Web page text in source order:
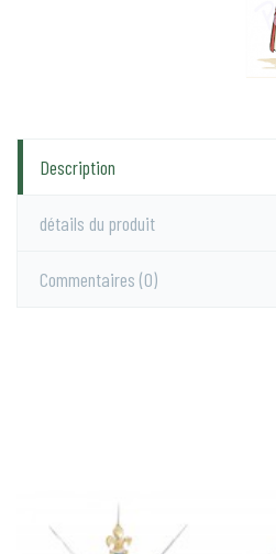
Description
détails du produit
Commentaires (0)